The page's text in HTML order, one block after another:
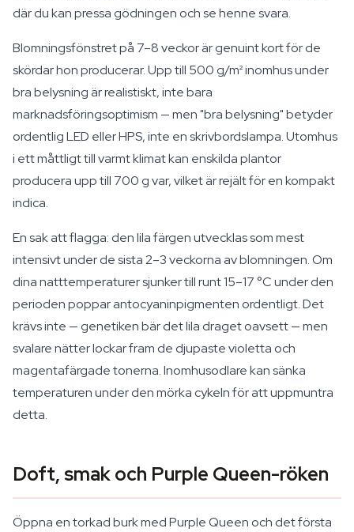
där du kan pressa gödningen och se henne svara.
Blomningsfönstret på 7–8 veckor är genuint kort för de
skördar hon producerar. Upp till 500 g/m² inomhus under
bra belysning är realistiskt, inte bara
marknadsföringsoptimism — men "bra belysning" betyder
ordentlig LED eller HPS, inte en skrivbordslampa. Utomhus
i ett måttligt till varmt klimat kan enskilda plantor
producera upp till 700 g var, vilket är rejält för en kompakt
indica.
En sak att flagga: den lila färgen utvecklas som mest
intensivt under de sista 2–3 veckorna av blomningen. Om
dina natttemperaturer sjunker till runt 15–17 °C under den
perioden poppar antocyaninpigmenten ordentligt. Det
krävs inte — genetiken bär det lila draget oavsett — men
svalare nätter lockar fram de djupaste violetta och
magentafärgade tonerna. Inomhusodlare kan sänka
temperaturen under den mörka cykeln för att uppmuntra
detta.
Doft, smak och Purple Queen-röken
Öppna en torkad burk med Purple Queen och det första